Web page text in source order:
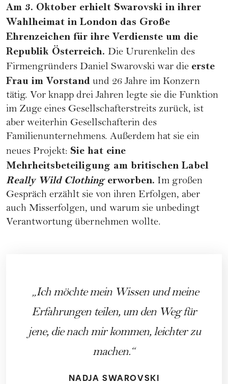
Am 3. Oktober erhielt Swarovski in ihrer
Wahlheimat in London das Große
Ehrenzeichen für ihre Verdienste um die
Republik Österreich. Die Ururenkelin des
Firmengründers Daniel Swarovski war die erste
Frau im Vorstand und 26 Jahre im Konzern
tätig. Vor knapp drei Jahren legte sie die Funktion
im Zuge eines Gesellschafterstreits zurück, ist
aber weiterhin Gesellschafterin des
Familienunternehmens. Außerdem hat sie ein
neues Projekt: Sie hat eine
Mehrheitsbeteiligung am britischen Label
Really Wild Clothing erworben. Im großen
Gespräch erzählt sie von ihren Erfolgen, aber
auch Misserfolgen, und warum sie unbedingt
Verantwortung übernehmen wollte.
Ich möchte mein Wissen und meine
Erfahrungen teilen, um den Weg für
jene, die nach mir kommen, leichter zu
machen.
NADJA SWAROVSKI